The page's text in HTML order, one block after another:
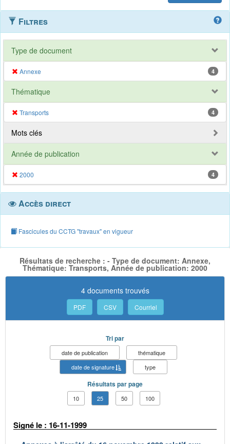
Filtres
Type de document
Annexe 4
Thématique
Transports 4
Mots clés
Année de publication
2000 4
Accès direct
Fascicules du CCTG "travaux" en vigueur
Résultats de recherche : - Type de document: Annexe,
Thématique: Transports, Année de publication: 2000
4 documents trouvés
PDF CSV Courriel
Tri par
date de publication
thématique
date de signature
type
Résultats par page
10 25 50 100
Signé le : 16-11-1999